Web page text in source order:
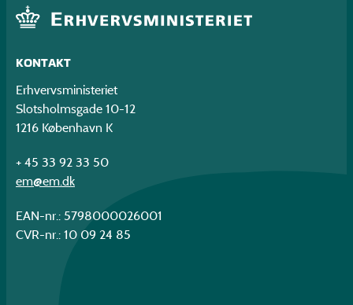
KONTAKT
Erhvervsministeriet
Slotsholmsgade 10-12
1216 København K
+ 45 33 92 33 50
em@em.dk
EAN-nr.: 5798000026001
CVR-nr.: 10 09 24 85